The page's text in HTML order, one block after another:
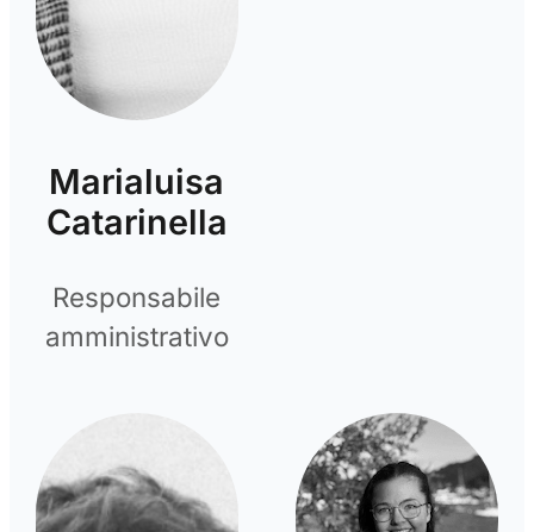
Marialuisa
Catarinella
Responsabile
amministrativo